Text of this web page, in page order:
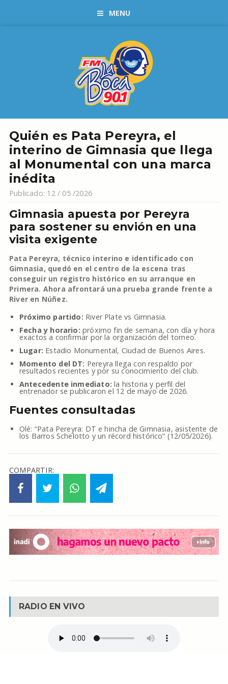
MENU
Quién es Pata Pereyra, el
interino de Gimnasia que llega
al Monumental con una marca
inédita
Publicado: 12 / 05 /2026
Gimnasia apuesta por Pereyra
para sostener su envión en una
visita exigente
Pata Pereyra, técnico interino e identificado con
Gimnasia, quedó en el centro de la escena tras
conseguir un registro histórico en su arranque en
Primera. Ahora afrontará una prueba grande frente a
River en Núñez.
Próximo partido: River Plate vs Gimnasia.
Fecha y horario: próximo fin de semana, con día y hora
exactos a confirmar por la organización del torneo.
Lugar: Estadio Monumental, Ciudad de Buenos Aires.
Momento del DT: Pereyra llega con respaldo por
resultados recientes y por su conocimiento del club.
Antecedente inmediato: la historia y perfil del
entrenador se publicaron el 12 de mayo de 2026.
Fuentes consultadas
Olé: “Pata Pereyra: DT e hincha de Gimnasia, asistente de
los Barros Schelotto y un récord histórico” (12/05/2026).
COMPARTIR:
RADIO EN VIVO